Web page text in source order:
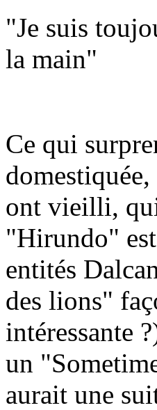
"Je suis
la main"
Ce qui
ont vieilli,
"Hirundo"
entités
des lions"
intéressante
un
aurait une